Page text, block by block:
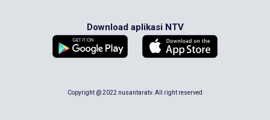
Download aplikasi NTV
Copyright @ 2022 nusantaratv. All right reserved